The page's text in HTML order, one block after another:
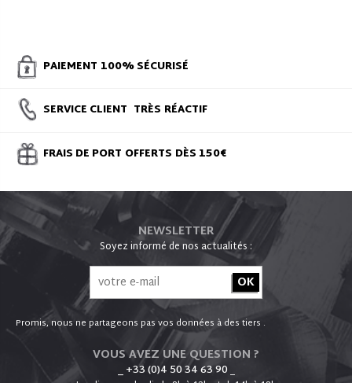
PAIEMENT 100% SÉCURISÉ
SERVICE CLIENT TRÈS RÉACTIF
FRAIS DE PORT OFFERTS DÈS 150€
NEWSLETTER
Soyez informé de nos actualités :
Promis, nous ne partageons pas vos données à des tiers .
VOUS AVEZ UNE QUESTION ?
_ +33 (0)4 50 34 63 90_